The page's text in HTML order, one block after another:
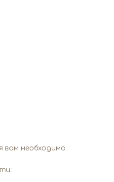
вам необходимо